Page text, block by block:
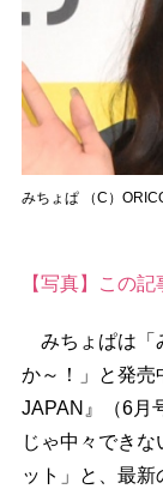
みちょぱ （C）
【写真】この
みちょぱは「
か～！」と発売
JAPAN』（6月
じゃ中々でき
ット」と、最新